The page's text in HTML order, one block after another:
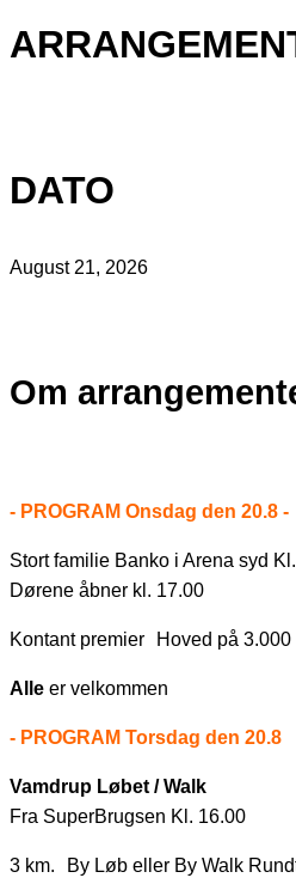
DATO
August 21, 2026
Om
- PROGRAM Onsdag den 20.8 -
Stort familie Banko i Arena syd
Dørene åbner kl. 17.00
Kontant premier Hoved på 3.000
Alle er velkommen
- PROGRAM Torsdag den 20.8
Vamdrup Løbet / Walk
Fra SuperBrugsen Kl. 16.00
3 km. By Løb eller By Walk